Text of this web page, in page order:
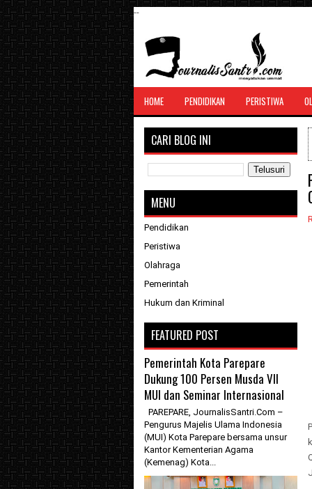
--
SANTRI JURNALIS
Menghimpun seluruh berita, tulisan,
HOME PENDIDIKAN PERISTIWA
CARI BLOG INI
MENU
Pendidikan
Peristiwa
Olahraga
Pemerintah
Hukum dan Kriminal
FEATURED POST
Pemerintah Kota Parepare
Dukung 100 Persen Musda VII
MUI dan Seminar Internasional
PAREPARE, JournalisSantri.Com –
Pengurus Majelis Ulama Indonesia
(MUI) Kota Parepare bersama unsur
Kantor Kementerian Agama
(Kemenag) Kota...